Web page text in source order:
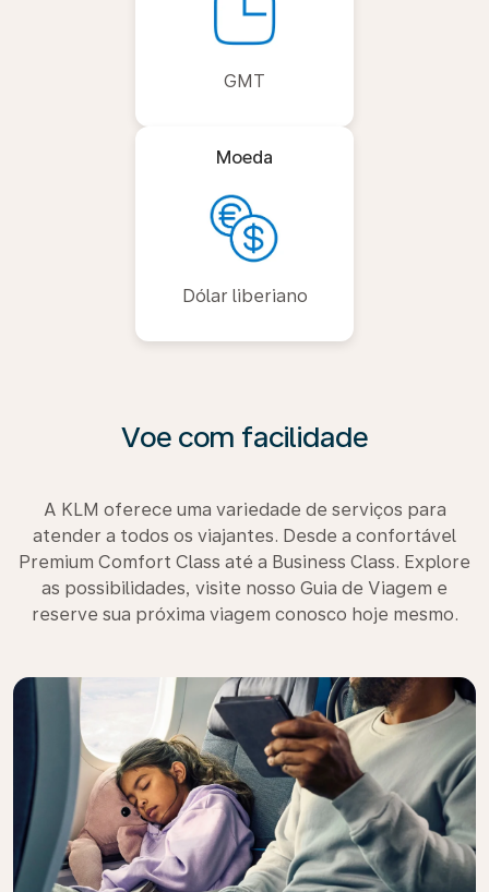
GMT
Moeda
Dólar liberiano
Voe com facilidade
A KLM oferece uma variedade de serviços para
atender a todos os viajantes. Desde a confortável
Premium Comfort Class até a Business Class. Explore
as possibilidades, visite nosso Guia de Viagem e
reserve sua próxima viagem conosco hoje mesmo.